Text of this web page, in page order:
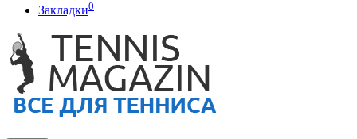
Закладки0